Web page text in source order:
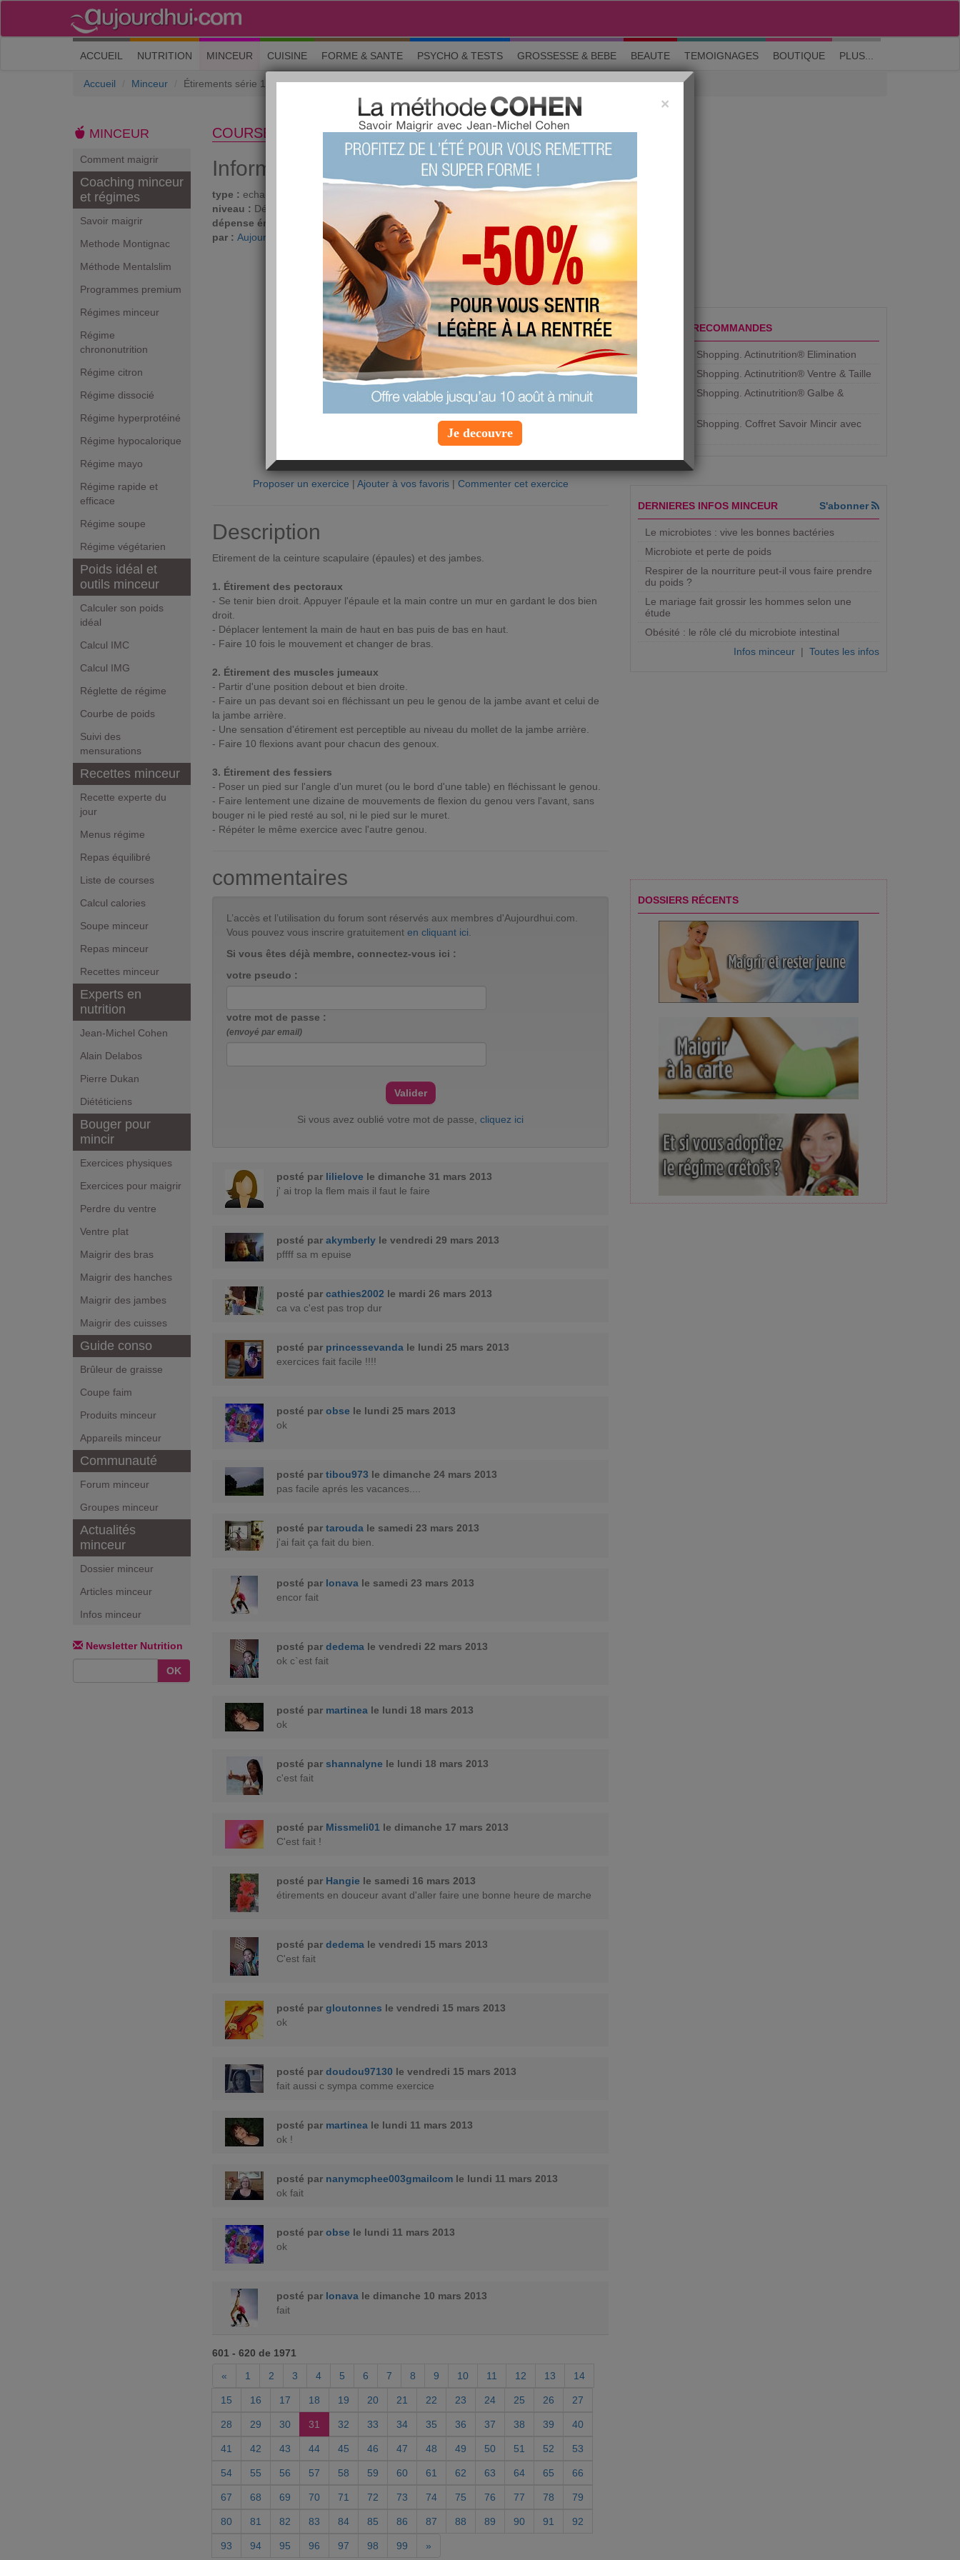
M'inscrire| Me connecter| ? Visite guidée
ACCUEIL (current)
NUTRITION MINCEUR CUISINE FORME & SANTE PSYCHO & TESTS GROSSESSE & BEBE BEAUTE TEMOIGNAGES BOUTIQUE PLUS...
Accueil Minceur Étirements série 1
MINCEUR
Comment maigrir
Coaching minceur
et régimes
Savoir maigrir
Methode Montignac
Méthode Mentalslim
Programmes premium
Régimes minceur
Régime
chrononutrition
Régime citron
Régime dissocié
Régime hyperprotéiné
Régime hypocalorique
Régime mayo
Régime rapide et
efficace
Régime soupe
Régime végétarien
Poids idéal et
outils minceur
Calculer son poids
idéal
Calcul IMC
Calcul IMG
Réglette de régime
Courbe de poids
Suivi des
mensurations
Recettes minceur
Recette experte du
jour
Menus régime
Repas équilibré
Liste de courses
Calcul calories
Soupe minceur
Repas minceur
Recettes minceur
Experts en
nutrition
Jean-Michel Cohen
Alain Delabos
Pierre Dukan
Diététiciens
Bouger pour
mincir
Exercices physiques
Exercices pour maigrir
Perdre du ventre
Ventre plat
Maigrir des bras
Maigrir des hanches
Maigrir des jambes
Maigrir des cuisses
Guide conso
Brûleur de graisse
Coupe faim
Produits minceur
Appareils minceur
Communauté
Forum minceur
Groupes minceur
Actualités
minceur
Dossier minceur
Articles minceur
Infos minceur
Newsletter Nutrition
OK
COURSE À PIED
Informations générales
type : echauffements
niveau : Débutant
dépense énergétique : 308
proposée
par : Aujourdhui.com
favorite :837 fois
commentée :
votre avis sur ce produit ?
4
Proposer un exercice | Ajouter à vos favoris| Commenter cet exercice
Description
Etirement de la ceinture scapulaire (épaules) et des jambes.
1. Étirement des pectoraux
- Se tenir bien droit. Appuyer l'épaule et la main contre un mur en gardant le dos bien
droit.
- Déplacer lentement la main de haut en bas puis de bas en haut.
- Faire 10 fois le mouvement et changer de bras.
2. Étirement des muscles jumeaux
- Partir d'une position debout et bien droite.
- Faire un pas devant soi en fléchissant un peu le genou de la jambe avant et celui de
la jambe arrière.
- Une sensation d'étirement est perceptible au niveau du mollet de la jambe arrière.
- Faire 10 flexions avant pour chacun des genoux.
3. Étirement des fessiers
- Poser un pied sur l'angle d'un muret (ou le bord d'une table) en fléchissant le genou.
- Faire lentement une dizaine de mouvements de flexion du genou vers l'avant, sans
bouger ni le pied resté au sol, ni le pied sur le muret.
- Répéter le même exercice avec l'autre genou.
commentaires
L’accès et l’utilisation du forum sont réservés aux membres d'Aujourdhui.com.
Vous pouvez vous inscrire gratuitement en cliquant ici
Si vous êtes déjà membre, connectez-vous ici :
votre pseudo :
votre mot de passe :
(envoyé par email)
Si vous avez oublié votre mot de passe, cliquez ici
posté par lilielove le dimanche 31 mars 2013
j' ai trop la flem mais il faut le faire
posté par akymberly le vendredi 29 mars 2013
pffff sa m epuise
posté par cathies2002 le mardi 26 mars 2013
ca va c'est pas trop dur
posté par princessevanda le lundi 25 mars 2013
exercices fait facile !!!!
posté par obse le lundi 25 mars 2013
ok
posté par tibou973 le dimanche 24 mars 2013
pas facile aprés les vacances....
posté par tarouda le samedi 23 mars 2013
j'ai fait ça fait du bien.
posté par lonava le samedi 23 mars 2013
encor fait
posté par dedema le vendredi 22 mars 2013
ok c`est fait
posté par martinea le lundi 18 mars 2013
ok
posté par shannalyne le lundi 18 mars 2013
c'est fait
posté par Missmeli01 le dimanche 17 mars 2013
C'est fait !
posté par Hangie le samedi 16 mars 2013
étirements en douceur avant d'aller faire une bonne heure de marche
posté par dedema le vendredi 15 mars 2013
C'est fait
posté par gloutonnes le vendredi 15 mars 2013
ok
posté par doudou97130 le vendredi 15 mars 2013
fait aussi c sympa comme exercice
posté par martinea le lundi 11 mars 2013
ok !
posté par nanymcphee003gmailcom le lundi 11 mars 2013
ok fait
posté par obse le lundi 11 mars 2013
ok
posté par lonava le dimanche 10 mars 2013
fait
601 - 620 de 1971
«
1 2 3 4 5 6 7 8 9 10 11 12 13 14
15 16 17 18 19 20 21 22 23 24 25 26 27
28 29 30 31 32 33 34 35 36 37 38 39 40
41 42 43 44 45 46 47 48 49 50 51 52 53
54 55 56 57 58 59 60 61 62 63 64 65 66
67 68 69 70 71 72 73 74 75 76 77 78 79
80 81 82 83 84 85 86 87 88 89 90 91 92
93 94 95 96 97 98 99 »
PRODUITS RECOMMANDES
Aujourdhui Shopping. Actinutrition® Elimination
Aujourdhui Shopping. Actinutrition® Ventre & Taille
Aujourdhui Shopping. Actinutrition® Galbe &
Aujourdhui Shopping. ​Coffret Savoir Mincir avec
DERNIERES INFOS MINCEUR S'abonner
Le microbiotes : vive les bonnes bactéries
Microbiote et perte de poids
Respirer de la nourriture peut-il vous faire prendre
du poids ?
Le mariage fait grossir les hommes selon une
étude
Obésité : le rôle clé du microbiote intestinal
Infos minceur | Toutes les infos
DOSSIERS RÉCENTS
×
Je decouvre